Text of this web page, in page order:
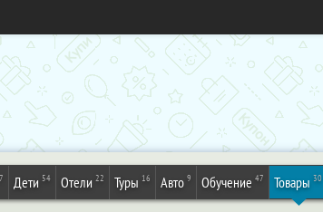
Дети 54 Отели 22 Туры 16 Авто 9 Обучение 47 Товары 30